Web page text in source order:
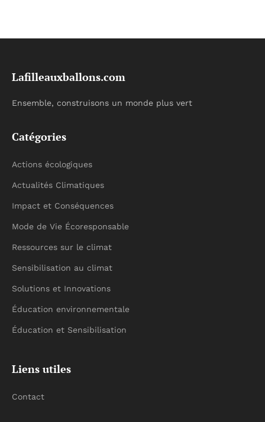
Lafilleauxballons.com
Ensemble, construisons un monde plus vert
Catégories
Actions écologiques
Actualités Climatiques
Impact et Conséquences
Mode de Vie Écoresponsable
Ressources sur le climat
Sensibilisation au climat
Solutions et Innovations
Éducation environnementale
Éducation et Sensibilisation
Liens utiles
Contact